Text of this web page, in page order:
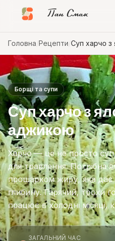
Пан Смак
Головна Рецепти Суп харчо з
Борщі та супи
Суп харчо з
аджикою
Харчо — це не просто
для травлення. Потрібна
прошарком жиру, яка дає
глибину. Гарячий, трохи
працює в холодні місяці,
ЗАГАЛЬНИЙ ЧАС